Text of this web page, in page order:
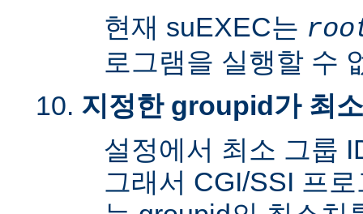
현재 suEXEC는
로그램을 실행할 수
지정한 groupid가 최
설정에서 최소 그룹
그래서 CGI/SSI 프